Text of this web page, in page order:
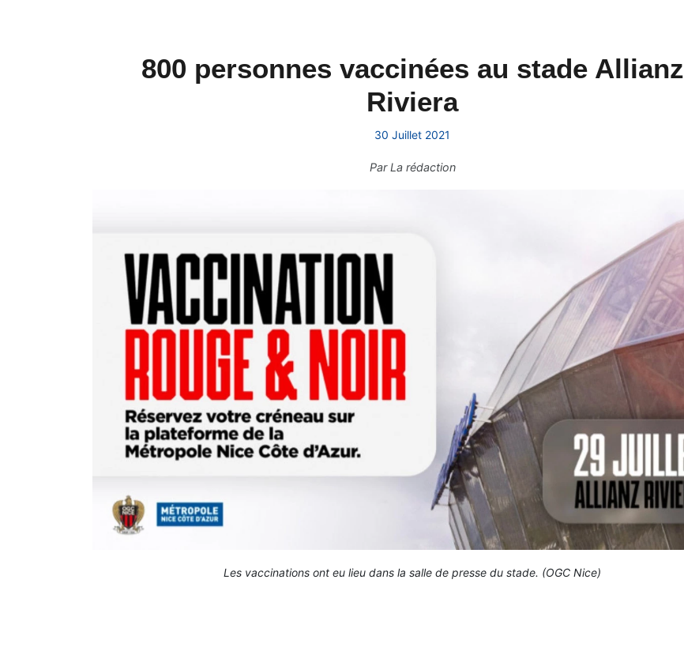
800 personnes vaccinées au stade Allianz
Riviera
30 Juillet 2021
ParLa rédaction
Les vaccinations ont eu lieu dans la salle de presse du stade. (OGC Nice)